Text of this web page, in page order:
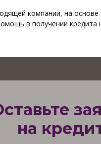
компании, на
в получении кредита
на